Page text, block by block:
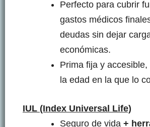
Perfecto para cubrir
gastos médicos
deudas sin dejar
económicas.
Prima fija y
la edad en la que lo
IUL (Index Universal Life)
Seguro de vida +